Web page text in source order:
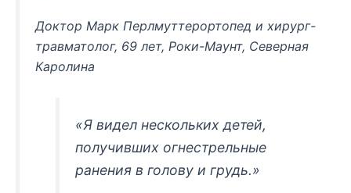
Доктор Марк Перлмуттерортопед и хирург-
травматолог, 69 лет, Роки-Маунт, Северная
Каролина
«Я видел нескольких детей,
получивших огнестрельные
ранения в голову и грудь.»